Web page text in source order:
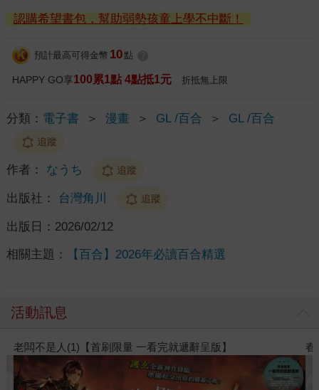
認購希望書包，幫助弱勢孩童上學不中斷！
預計最高可得金幣 10 點
HAPPY GO享100累1點 4點抵1元 折抵無上限
分類： 電子書 ＞ 漫畫 ＞ GL /百合 ＞ GL /百合
追蹤
作者： なうち 追蹤
出版社： 台灣角川 追蹤
出版日： 2026/02/12
相關主題： 【百合】2026年必讀百合精選
活動訊息
春光ｘ奇幻基地｜全書系展